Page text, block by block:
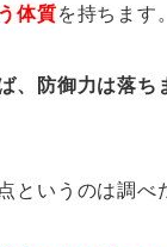
体質を持ちます。
、防御力は落ち
というのは調べ